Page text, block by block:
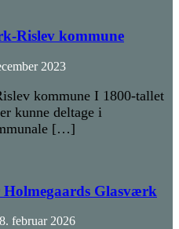
Rislev kommune
2023
kommune I 1800-tallet
kunne deltage i
[…]
Glasværk
februar 2026